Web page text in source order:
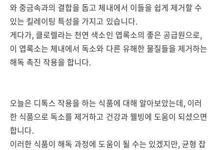
와 중금속과의 결합을 돕고 체내에서 이들을 쉽게 제거할 수
있는 킬레이팅 특성을 가지고 있습니다.
게다가, 클로렐라는 천연 색소인 엽록소의 좋은 공급원으로,
이 엽록소는 체내에서 독소와 다른 유해한 물질들을 제거하는
해독 촉진 작용을 합니다.
오늘은 디톡스 작용을 하는 식품에 대해 알아보았는데, 이러
한 식품으로 독소를 제거하고 건강과 웰빙에 도움이 되셨으면
합니다.
이러한 식품이 해독 과정에 도움이 될 수는 있겠지만, 균형 잡